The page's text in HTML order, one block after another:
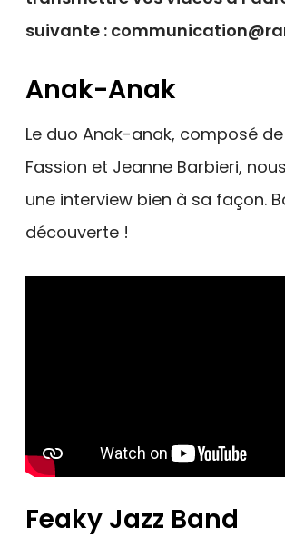
suivante :
Anak-Anak
Le duo Anak-anak, composé
Fassion et Jeanne Barbieri,
une interview bien à sa façon.
découverte !
Feaky Jazz Band